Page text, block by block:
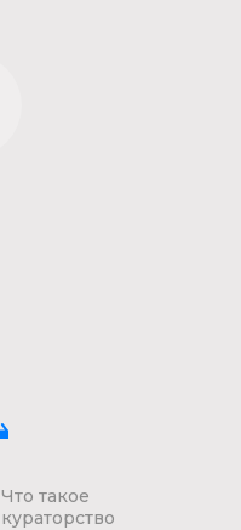
Что такое
кураторство